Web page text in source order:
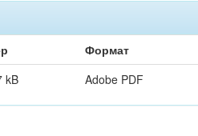
Формат
kB Adobe PDF